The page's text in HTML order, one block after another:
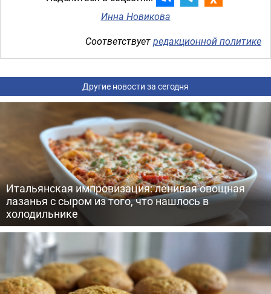
Инна Новикова
Соответствуетредакционной политике
Другие новости за сегодня
Итальянская импровизация: ленивая овощная
лазанья с сыром из того, что нашлось в
холодильнике